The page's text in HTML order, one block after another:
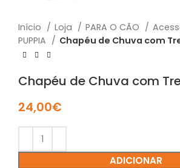
Início Loja PARA O CÃO
PUPPIA
Chapéu de Chuva com
Chapéu de Chuva com
24,00€
ADICIONAR